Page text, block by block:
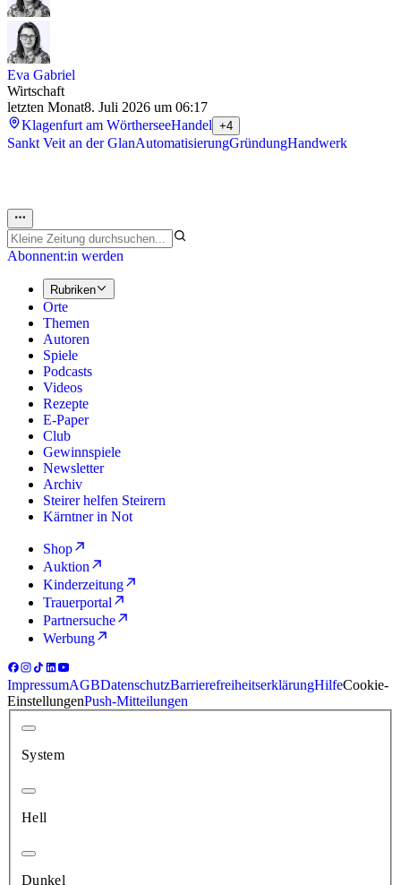
Eva Gabriel
Wirtschaft
letzten Monat8. Juli 2026 um 06:17
Klagenfurt am WörtherseeHandel +4
Sankt Veit an der GlanAutomatisierungGründungHandwerk
Abonnent:in werden
Rubriken
Orte
Themen
Autoren
Spiele
Podcasts
Videos
Rezepte
E-Paper
Club
Gewinnspiele
Newsletter
Archiv
Steirer helfen Steirern
Kärntner in Not
Shop
Auktion
Kinderzeitung
Trauerportal
Partnersuche
Werbung
ImpressumAGBDatenschutzBarrierefreiheitserklärungHilfeCookie-
EinstellungenPush-Mitteilungen
System
Hell
Dunkel